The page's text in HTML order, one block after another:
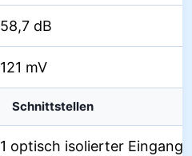
58,7 dB
121 mV
Schnittstellen
1 optisch isolierter Eingang,